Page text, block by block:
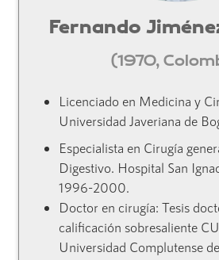
Fernando
(1970,
Licenciado en Medicina y
Universidad Javeriana de
Especialista en Cirugía
Digestivo. Hospital San
1996-2000.
Doctor en cirugía: Tesis
calificación sobresaliente
Universidad Complutense